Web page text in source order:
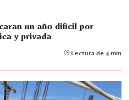
un año difícil por
y privada
Lectura de 4 min